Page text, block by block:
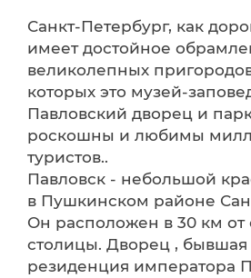
Санкт-Петербург, как
имеет достойное
великолепных
которых это музей-
Павловский дворец и
роскошны и любимы
туристов..
Павловск - небольшой
в Пушкинском районе
Он расположен в 30 км от
столицы. Дворец , бывшая
резиденция императора